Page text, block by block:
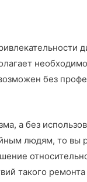
без
а без
людям, то вы
такого